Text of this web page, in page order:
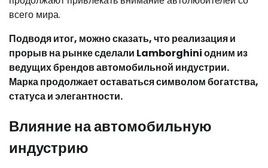
всего мира.
Подводя итог, можно сказать, что реализация и
прорыв на рынке сделали Lamborghini одним из
ведущих брендов автомобильной индустрии.
Марка продолжает оставаться символом богатства,
статуса и элегантности.
Влияние на автомобильную
индустрию